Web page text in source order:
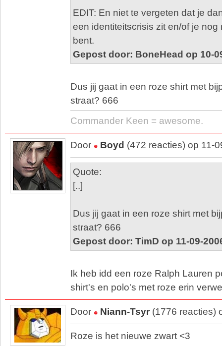
EDIT: En niet te vergeten dat je
een identiteitscrisis zit en/of je nog
bent.
Gepost door: BoneHead op 10-
Dus jij gaat in een roze shirt met
straat? 666
Commander Keen = awesome.
Door Boyd (472 reacties) op 11-
Quote:
[..]
Dus jij gaat in een roze shirt met
straat? 666
Gepost door: TimD op 11-09-
Ik heb idd een roze Ralph Lauren
shirt's en polo's met roze erin
Door Niann-Tsyr (1776 reacties)
Roze is het nieuwe zwart <3